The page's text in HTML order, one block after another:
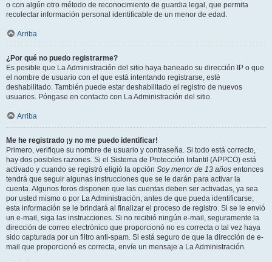
o con algún otro método de reconocimiento de guardia legal, que permita
recolectar información personal identificable de un menor de edad.
Arriba
¿Por qué no puedo registrarme?
Es posible que La Administración del sitio haya baneado su dirección IP o que
el nombre de usuario con el que está intentando registrarse, esté
deshabilitado. También puede estar deshabilitado el registro de nuevos
usuarios. Póngase en contacto con La Administración del sitio.
Arriba
Me he registrado ¡y no me puedo identificar!
Primero, verifique su nombre de usuario y contraseña. Si todo está correcto,
hay dos posibles razones. Si el Sistema de Protección Infantil (APPCO) está
activado y cuando se registró eligió la opción Soy menor de 13 años entonces
tendrá que seguir algunas instrucciones que se le darán para activar la
cuenta. Algunos foros disponen que las cuentas deben ser activadas, ya sea
por usted mismo o por La Administración, antes de que pueda identificarse;
esta información se le brindará al finalizar el proceso de registro. Si se le envió
un e-mail, siga las instrucciones. Si no recibió ningún e-mail, seguramente la
dirección de correo electrónico que proporcionó no es correcta o tal vez haya
sido capturada por un filtro anti-spam. Si está seguro de que la dirección de e-
mail que proporcionó es correcta, envíe un mensaje a La Administración.